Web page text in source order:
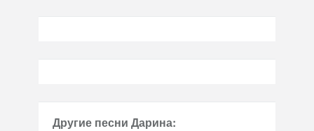
Другие песни Дарина: